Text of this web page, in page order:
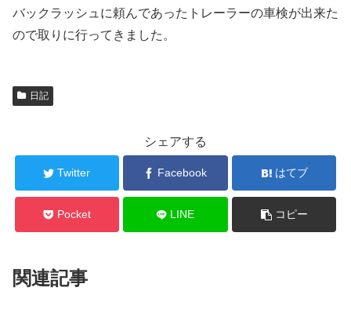
バックラッシュに頼んであったトレーラーの車検が出来た
ので取りに行ってきました。
日記
シェアする
Twitter Facebook はてブ
Pocket LINE コピー
関連記事